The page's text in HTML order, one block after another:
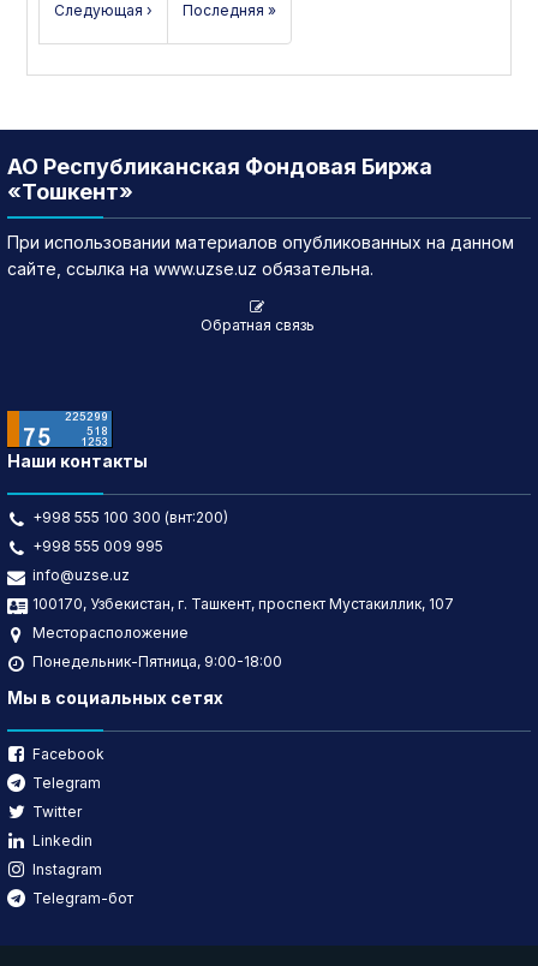
Следующая › Последняя »
АО Республиканская Фондовая Биржа
«Тошкент»
При использовании материалов опубликованных на данном
сайте, ссылка на www.uzse.uz обязательна.
Обратная связь
Наши контакты
+998 555 100 300 (внт:200)
+998 555 009 995
info@uzse.uz
100170, Узбекистан, г. Ташкент, проспект Мустакиллик, 107
Месторасположение
Понедельник-Пятница, 9:00-18:00
Мы в социальных сетях
Facebook
Telegram
Twitter
Linkedin
Instagram
Telegram-бот